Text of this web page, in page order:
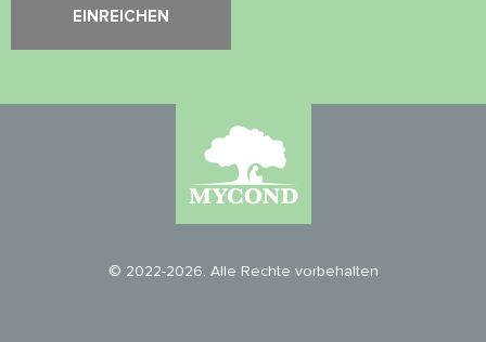
© 2022-2026. Alle Rechte vorbehalten